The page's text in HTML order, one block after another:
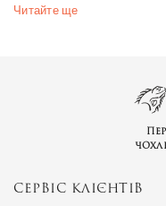
Дисплей
720 x 1600 пікселів,
Вихід на ринок
Читайте ще
СЕРВІС КЛІЄНТІВ